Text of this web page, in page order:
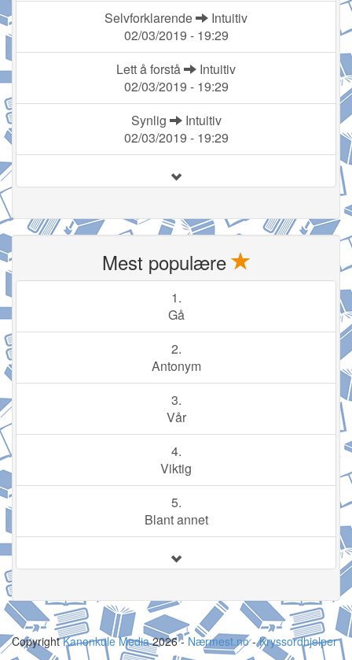
Selvforklarende
Intuitiv
02/03/2019 - 19:29
Lett å forstå
Intuitiv
02/03/2019 - 19:29
Synlig
Intuitiv
02/03/2019 - 19:29
Mest populære
1.
Gå
2.
Antonym
3.
Vår
4.
Viktig
5.
Blant annet
CopyrightKanonkule Media2026 - Nærmest.no-Kryssordhjelper